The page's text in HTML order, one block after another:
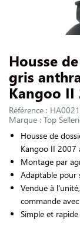
Housse
gris
Kangoo II
Référence : HA0021
Marque : Top
Housse de
Kangoo II 2007
Montage par
Adaptable pour
Vendue à
commande
Simple et